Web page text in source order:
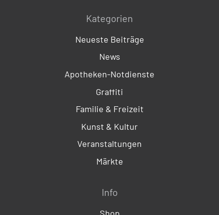
Kategorien
Neueste Beiträge
News
Apotheken-Notdienste
Graffiti
Familie & Freizeit
Kunst & Kultur
Veranstaltungen
Märkte
Info